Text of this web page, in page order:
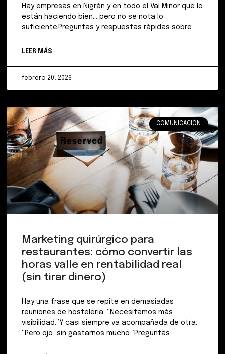
Hay empresas en Nigrán y en todo el Val Miñor que lo
están haciendo bien… pero no se nota lo
suficiente.Preguntas y respuestas rápidas sobre
LEER MÁS
febrero 20, 2026
COMUNICACIÓN
Marketing quirúrgico para
restaurantes: cómo convertir las
horas valle en rentabilidad real
(sin tirar dinero)
Hay una frase que se repite en demasiadas
reuniones de hostelería: “Necesitamos más
visibilidad.”Y casi siempre va acompañada de otra:
“Pero ojo, sin gastarnos mucho.”Preguntas